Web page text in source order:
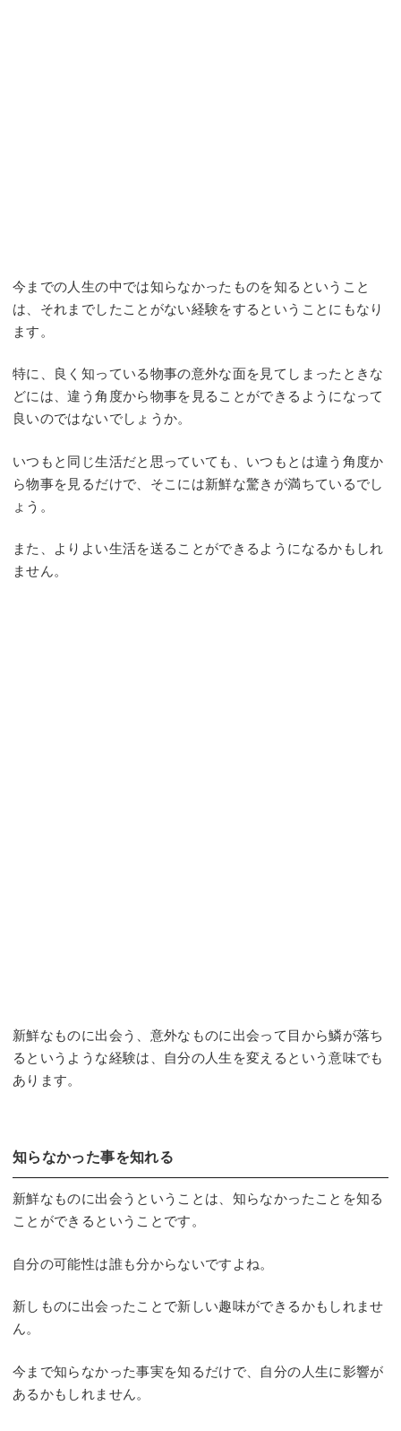
今までの人生の中では知らなかったものを知るということ
は、それまでしたことがない経験をするということにもなり
ます。
特に、良く知っている物事の意外な面を見てしまったときな
どには、違う角度から物事を見ることができるようになって
良いのではないでしょうか。
いつもと同じ生活だと思っていても、いつもとは違う角度か
ら物事を見るだけで、そこには新鮮な驚きが満ちているでし
ょう。
また、よりよい生活を送ることができるようになるかもしれ
ません。
新鮮なものに出会う、意外なものに出会って目から鱗が落ち
るというような経験は、自分の人生を変えるという意味でも
あります。
知らなかった事を知れる
新鮮なものに出会うということは、知らなかったことを知る
ことができるということです。
自分の可能性は誰も分からないですよね。
新しものに出会ったことで新しい趣味ができるかもしれませ
ん。
今まで知らなかった事実を知るだけで、自分の人生に影響が
あるかもしれません。